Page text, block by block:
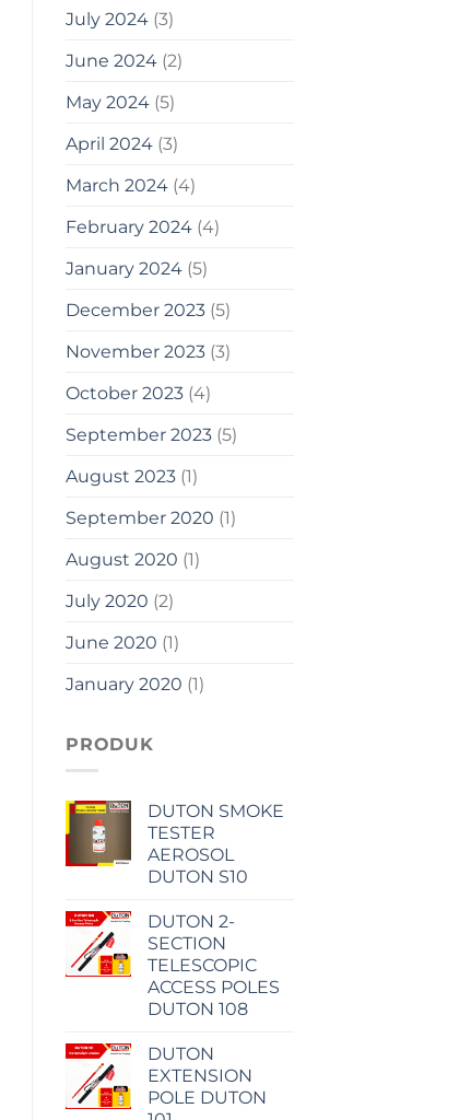
July 2024 (3)
June 2024 (2)
May 2024 (5)
April 2024 (3)
March 2024 (4)
February 2024 (4)
January 2024 (5)
December 2023 (5)
November 2023 (3)
October 2023 (4)
September 2023 (5)
August 2023 (1)
September 2020 (1)
August 2020 (1)
July 2020 (2)
June 2020 (1)
January 2020 (1)
PRODUK
DUTON SMOKE
TESTER
AEROSOL
DUTON S10
DUTON 2-
SECTION
TELESCOPIC
ACCESS POLES
DUTON 108
DUTON
EXTENSION
POLE DUTON